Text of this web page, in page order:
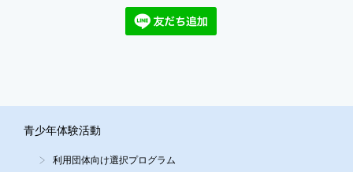
青少年体験活動
利用団体向け選択プログラム